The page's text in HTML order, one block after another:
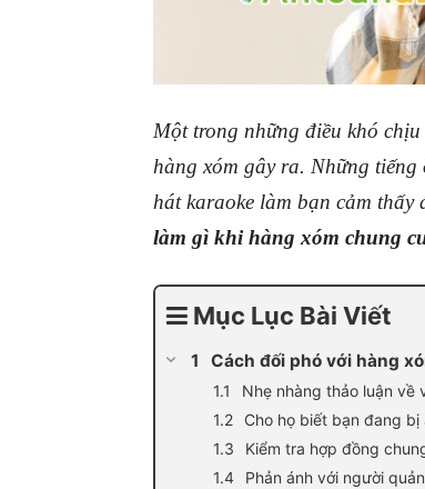
Một trong những điều khó
hàng xóm gây ra. Những
hát karaoke làm bạn cảm
làm gì khi hàng xóm chung
Mục Lục Bài Viết
Cách đối phó với hàng
Nhẹ nhàng thảo luận về
Cho họ biết bạn đang
Kiểm tra hợp đồng
Phản ánh với người